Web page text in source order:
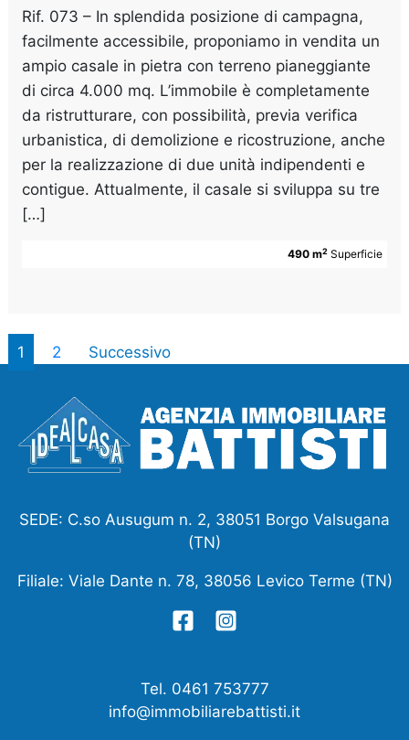
Rif. 073 – In splendida posizione di campagna,
facilmente accessibile, proponiamo in vendita un
ampio casale in pietra con terreno pianeggiante
di circa 4.000 mq. L’immobile è completamente
da ristrutturare, con possibilità, previa verifica
urbanistica, di demolizione e ricostruzione, anche
per la realizzazione di due unità indipendenti e
contigue. Attualmente, il casale si sviluppa su tre
[…]
490 m2 Superficie
1 2 Successivo
SEDE: C.so Ausugum n. 2, 38051 Borgo Valsugana
(TN)
Filiale: Viale Dante n. 78, 38056 Levico Terme (TN)
Tel. 0461 753777
info@immobiliarebattisti.it